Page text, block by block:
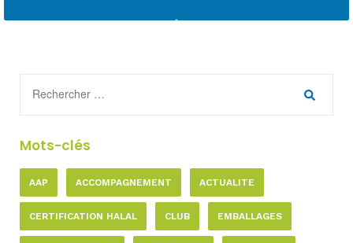
Mots-clés
AAP ACCOMPAGNEMENT ACTUALITE
CERTIFICATION HALAL CLUB EMBALLAGES